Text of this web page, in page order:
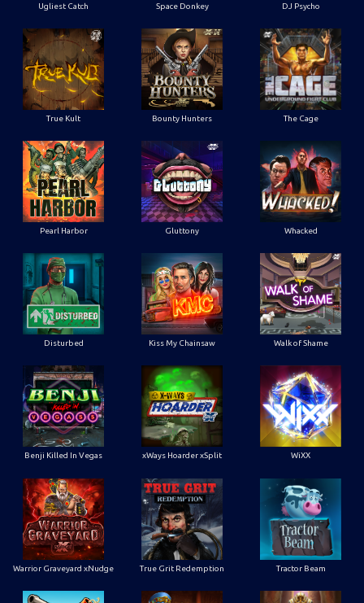
Ugliest Catch Space Donkey DJ Psycho
True Kult Bounty Hunters The Cage
Pearl Harbor Gluttony Whacked
Disturbed Kiss My Chainsaw Walk of Shame
Benji Killed In Vegas xWays Hoarder xSplit WiXX
Warrior Graveyard xNudge True Grit Redemption Tractor Beam